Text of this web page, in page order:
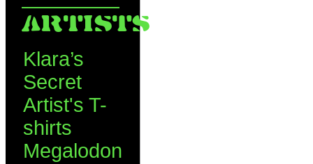
ARTISTS
Klara’s
Secret
Artist's T-
shirts
Megalodon